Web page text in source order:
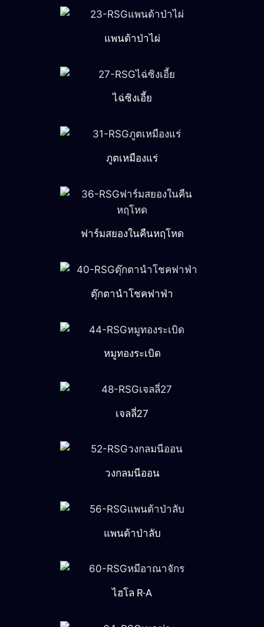
แพนด้าป่าไผ่
ไฉ่ซิงเอี้ย
ภูตเหมืองแร่
ฟาร์มสยองในคืนหฤโหด
ตุ๊กตานำโชคฟาฟ่า
หมูทองระเบิด
เจลลี่27
วงกลมนีออน
แพนด้าป่าลับ
ไฮโล R-A